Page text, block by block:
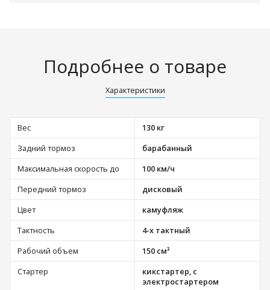
Подробнее о товаре
Характеристики
Вес
130 кг
Задний тормоз
барабанный
Максимальная скорость до
100 км/ч
Передний тормоз
дисковый
Цвет
камуфляж
Тактность
4-х тактный
Рабочий объем
150 см³
Стартер
кикстартер, с
электростартером